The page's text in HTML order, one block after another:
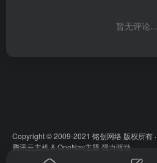
暂无评论...
Copyright © 2009-2021 铭创网络 版权所有 ·
腾讯云主机 & OneNav主题 强力驱动